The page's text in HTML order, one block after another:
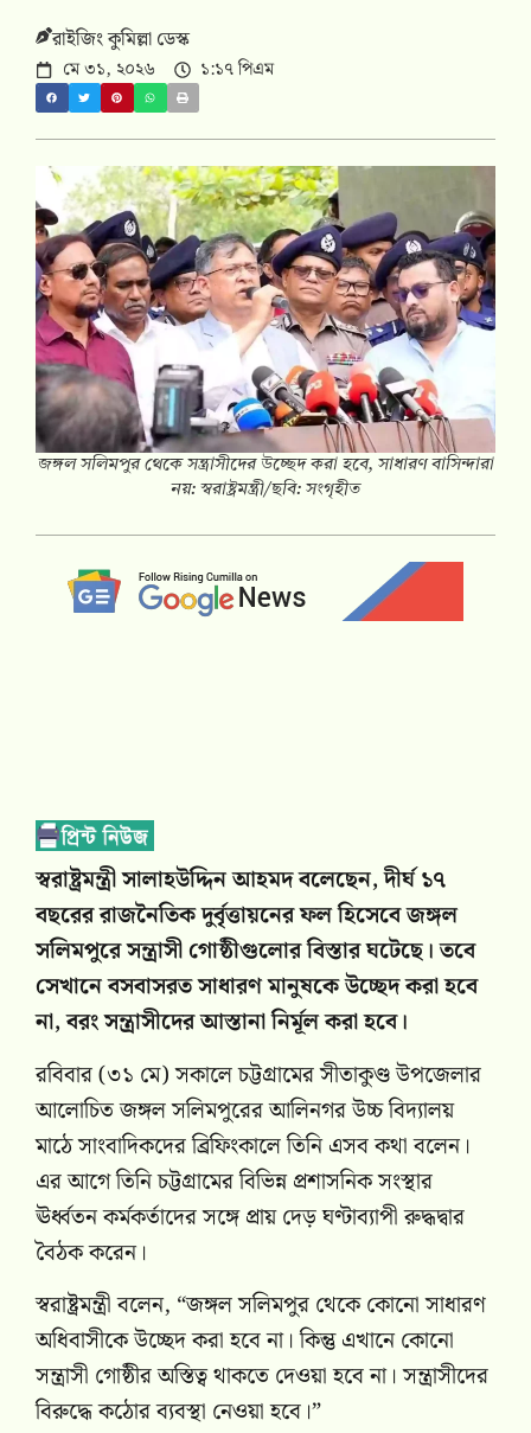
রাইজিং কুমিল্লা ডেস্ক
মে ৩১, ২০২৬ ১:১৭ পিএম
জঙ্গল সলিমপুর থেকে সন্ত্রাসীদের উচ্ছেদ করা হবে, সাধারণ বাসিন্দারা
নয়: স্বরাষ্ট্রমন্ত্রী/ছবি: সংগৃহীত
স্বরাষ্ট্রমন্ত্রী সালাহউদ্দিন আহমদ বলেছেন, দীর্ঘ ১৭
বছরের রাজনৈতিক দুর্বৃত্তায়নের ফল হিসেবে জঙ্গল
সলিমপুরে সন্ত্রাসী গোষ্ঠীগুলোর বিস্তার ঘটেছে। তবে
সেখানে বসবাসরত সাধারণ মানুষকে উচ্ছেদ করা হবে
না, বরং সন্ত্রাসীদের আস্তানা নির্মূল করা হবে।
রবিবার (৩১ মে) সকালে চট্টগ্রামের সীতাকুণ্ড উপজেলার
আলোচিত জঙ্গল সলিমপুরের আলিনগর উচ্চ বিদ্যালয়
মাঠে সাংবাদিকদের ব্রিফিংকালে তিনি এসব কথা বলেন।
এর আগে তিনি চট্টগ্রামের বিভিন্ন প্রশাসনিক সংস্থার
ঊর্ধ্বতন কর্মকর্তাদের সঙ্গে প্রায় দেড় ঘণ্টাব্যাপী রুদ্ধদ্বার
বৈঠক করেন।
স্বরাষ্ট্রমন্ত্রী বলেন, “জঙ্গল সলিমপুর থেকে কোনো সাধারণ
অধিবাসীকে উচ্ছেদ করা হবে না। কিন্তু এখানে কোনো
সন্ত্রাসী গোষ্ঠীর অস্তিত্ব থাকতে দেওয়া হবে না। সন্ত্রাসীদের
বিরুদ্ধে কঠোর ব্যবস্থা নেওয়া হবে।”